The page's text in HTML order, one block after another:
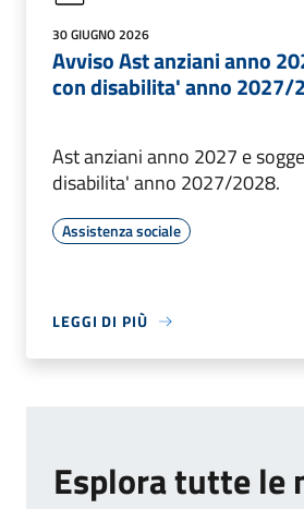
30 GIUGNO 2026
Avviso Ast anziani anno
con disabilita' anno 2027/
Ast anziani anno 2027 e
disabilita' anno 2027/2028.
Assistenza sociale
LEGGI DI PIÙ
Esplora tutte le